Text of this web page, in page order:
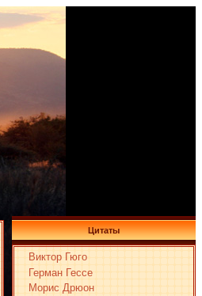
Цитаты
Виктор Гюго
Герман Гессе
Морис Дрюон